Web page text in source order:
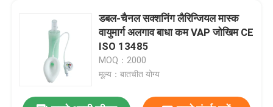
कफ प्रेशर मैनोमीटर
ब्रोन्कियल ब्लॉकर ट्यूब
डबल-चैनल सक्शनिंग लैरिन्जियल मास्क
वायुमार्ग अलगाव बाधा कम VAP जोखिम CE
ISO 13485
MOQ：2000
मूल्य：बातचीत योग्य